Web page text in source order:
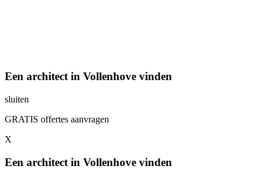
Een architect in Vollenhove vinden
sluiten
GRATIS offertes aanvragen
X
Een architect in Vollenhove vinden